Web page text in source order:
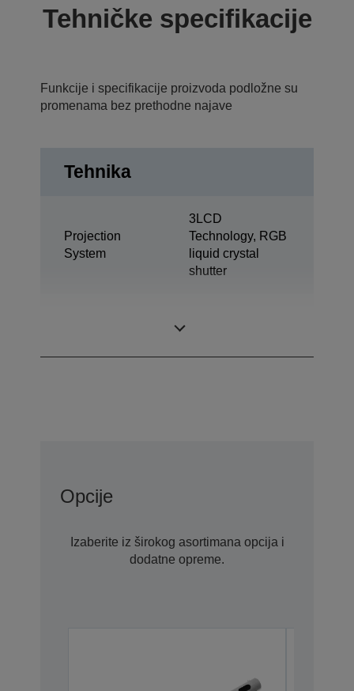
Tehničke specifikacije
Funkcije i specifikacije proizvoda podložne su
promenama bez prethodne najave
Tehnika
Projection
System
3LCD
Technology, RGB
liquid crystal
shutter
Opcije
Izaberite iz širokog asortimana opcija i
dodatne opreme.